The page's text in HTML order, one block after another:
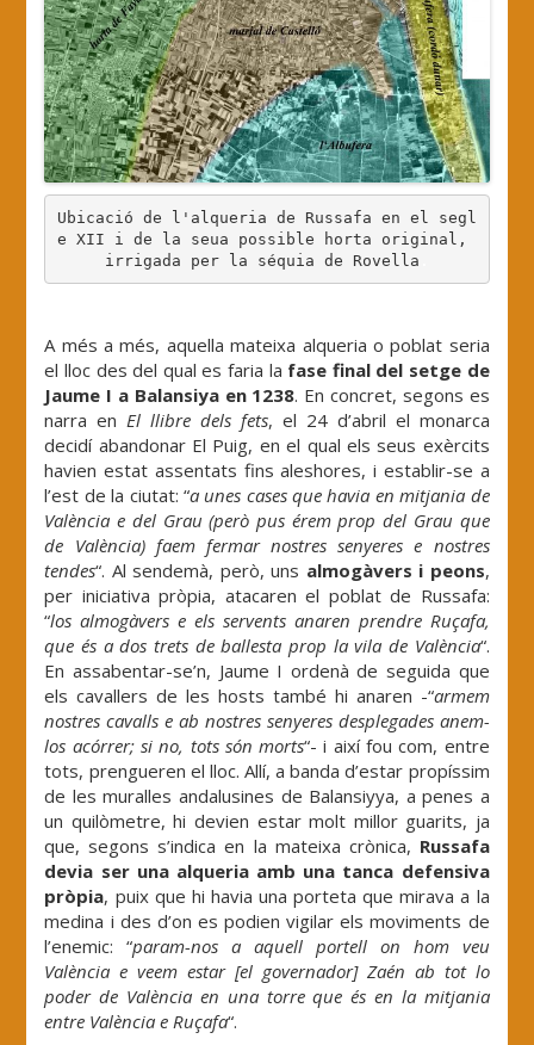
Ubicació de l'alqueria de Russafa en el segl
e XII i de la seua possible horta original,
irrigada per la séquia de Rovella
A més a més, aquella mateixa alqueria o poblat seria
el lloc des del qual es faria la fase final del setge de
Jaume I a Balansiya en 1238. En concret, segons es
narra enEl llibre dels fets, el 24 d’abril el monarca
decidí abandonar El Puig, en el qual els seus exèrcits
havien estat assentats fins aleshores, i establir-se a
l’est de la ciutat: “a unes cases que havia en mitjania de
València e del Grau (però pus érem prop del Grau que
de València) faem fermar nostres senyeres e nostres
tendes“. Al sendemà, però, uns almogàvers i peons,
per iniciativa pròpia, atacaren el poblat de Russafa:
“los almogàvers e els servents anaren prendre Ruçafa,
que és a dos trets de ballesta prop la vila de València“.
En assabentar-se’n, Jaume I ordenà de seguida que
els cavallers de les hosts també hi anaren -“armem
nostres cavalls e ab nostres senyeres desplegades anem-
los acórrer; si no, tots són morts“- i així fou com, entre
tots, prengueren el lloc. Allí, a banda d’estar propíssim
de les muralles andalusines de Balansiyya, a penes a
un quilòmetre, hi devien estar molt millor guarits, ja
que, segons s’indica en la mateixa crònica, Russafa
devia ser una alqueria amb una tanca defensiva
pròpia, puix que hi havia una porteta que mirava a la
medina i des d’on es podien vigilar els moviments de
l’enemic: “param-nos a aquell portell on hom veu
València e veem estar [el governador] Zaén ab tot lo
poder de València en una torre que és en la mitjania
entre València e Ruçafa“.